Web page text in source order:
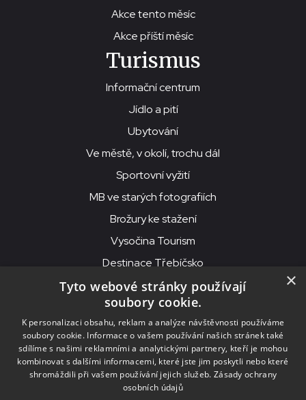
Akce tento měsíc
Akce příští měsíc
Turismus
Informační centrum
Jídlo a pití
Ubytování
Ve městě, v okolí, trochu dál
Sportovní vyžití
MB ve starých fotografiích
Brožury ke stažení
Vysočina Tourism
Destinace Třebíčsko
© 2026MKS Beseda Mor. Budějovice
MKS Beseda, příspěvková organizace, Purcnerova 62, 676 02
Moravské Budějovice
IČO: 00091758, DIČ: CZ00091758, ID datové schránky: chjn2kd
×
Tyto webové stránky používají
soubory cookie.
K personalizaci obsahu, reklam a analýze návštěvnosti používáme
soubory cookie. Informace o vašem používání našich stránek také
sdílíme s našimi reklamními a analytickými partnery, kteří je mohou
kombinovat s dalšími informacemi, které jste jim poskytli nebo které
shromáždili při vašem používání jejich služeb. Zásady ochrany
osobních údajů